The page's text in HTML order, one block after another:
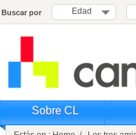
Buscar por Edad
Sobre CL